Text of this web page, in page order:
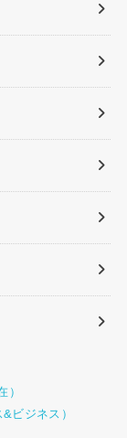
）
ビジネス）